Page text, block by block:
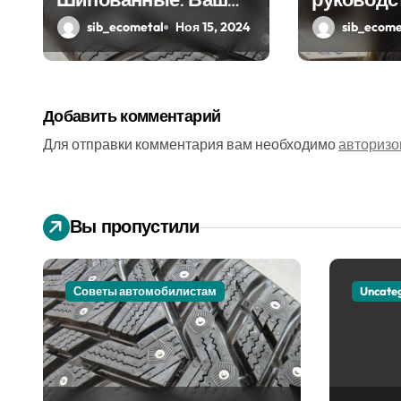
а
п
и
с
м
Надежный Партнёр
на Снежных Дорогах
sib_ecometal Ноя 15, 2024
Добавить комментарий
Для отправки комментария вам необходимо
Вы пропустили
Советы автомобилистам